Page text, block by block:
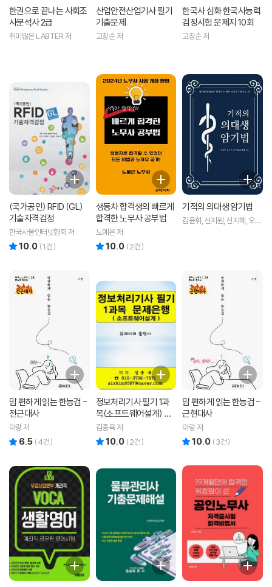
한권으로 끝나는 사회조
사분석사 2급
취미많은 LABTER 저
산업안전산업기사 필기
기출문제
고창순 저
한국사 심화 한국사능력
검정시험 문제지 10회
고창순 저
(국가공인) RFID (GL)
기술자격검정
한국사물인터넷협회 저
10.0 (1건)
생동차 합격생의 빠르게
합격한 노무사 공부법
노예은 저
10.0 (2건)
기적의 의대생 암기법
김윤휘, 신지원, 신지혜, 오서
맘 편하게 읽는 한능검 -
전근대사
아랑 저
6.5 (4건)
정보처리기사 필기 1과
목(소프트웨어설계) 문
제은행
김종육 저
10.0 (2건)
맘 편하게 읽는 한능검 -
근현대사
아랑 저
10.0 (3건)